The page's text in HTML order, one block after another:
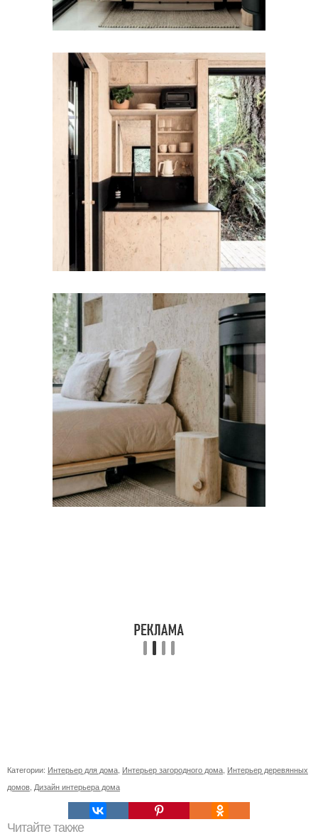
Категории: Интерьер для дома Интерьер загородного дома Интерьер деревянных
домов Дизайн интерьера дома
Читайте также